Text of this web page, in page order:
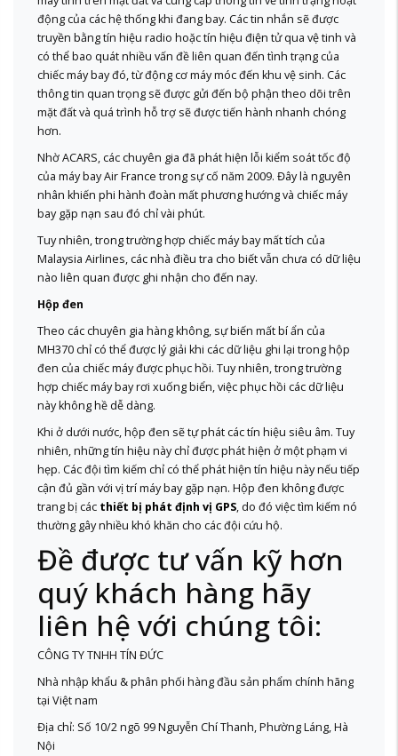
động của các hệ thống khi đang bay. Các tin nhắn sẽ được
truyền bằng tín hiệu radio hoặc tín hiệu điện tử qua vệ tinh và
có thể bao quát nhiều vấn đề liên quan đến tình trạng của
chiếc máy bay đó, từ động cơ máy móc đến khu vệ sinh. Các
thông tin quan trọng sẽ được gửi đến bộ phận theo dõi trên
mặt đất và quá trình hỗ trợ sẽ được tiến hành nhanh chóng
hơn.
Nhờ ACARS, các chuyên gia đã phát hiện lỗi kiểm soát tốc độ
của máy bay Air France trong sự cố năm 2009. Đây là nguyên
nhân khiến phi hành đoàn mất phương hướng và chiếc máy
bay gặp nạn sau đó chỉ vài phút.
Tuy nhiên, trong trường hợp chiếc máy bay mất tích của
Malaysia Airlines, các nhà điều tra cho biết vẫn chưa có dữ liệu
nào liên quan được ghi nhận cho đến nay.
Hộp đen
Theo các chuyên gia hàng không, sự biến mất bí ẩn của
MH370 chỉ có thể được lý giải khi các dữ liệu ghi lại trong hộp
đen của chiếc máy được phục hồi. Tuy nhiên, trong trường
hợp chiếc máy bay rơi xuống biển, việc phục hồi các dữ liệu
này không hề dễ dàng.
Khi ở dưới nước, hộp đen sẽ tự phát các tín hiệu siêu âm. Tuy
nhiên, những tín hiệu này chỉ được phát hiện ở một phạm vi
hẹp. Các đội tìm kiếm chỉ có thể phát hiện tín hiệu này nếu tiếp
cận đủ gần với vị trí máy bay gặp nạn. Hộp đen không được
trang bị các thiết bị phát định vị GPS, do đó việc tìm kiếm nó
thường gây nhiều khó khăn cho các đội cứu hộ.
Đề được tư vấn kỹ hơn
quý khách hàng hãy
liên hệ với chúng tôi:
CÔNG TY TNHH TÍN ĐỨC
Nhà nhập khẩu & phân phối hàng đầu sản phẩm chính hãng
tại Việt nam
Địa chỉ: Số 10/2 ngõ 99 Nguyễn Chí Thanh, Phường Láng, Hà
Nội